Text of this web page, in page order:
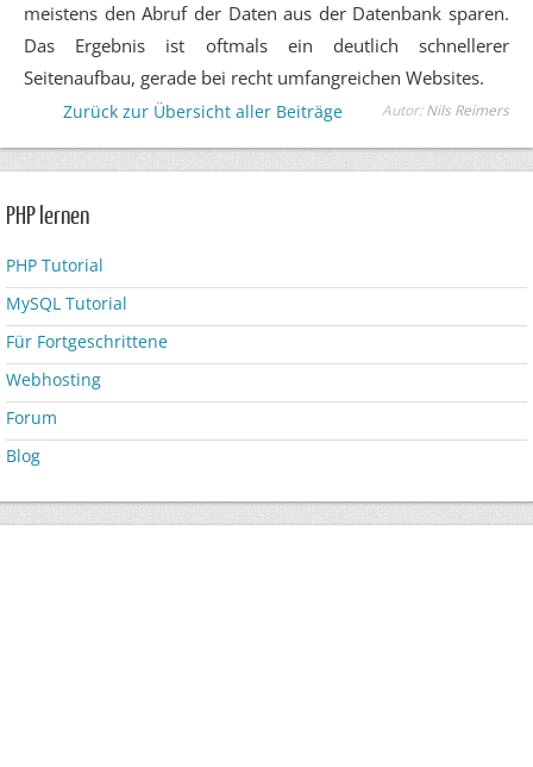
meistens den Abruf der Daten aus der Datenbank sparen.
Das Ergebnis ist oftmals ein deutlich schnellerer
Seitenaufbau, gerade bei recht umfangreichen Websites.
Autor:Nils Reimers
Zurück zur Übersicht aller Beiträge
PHP lernen
PHP Tutorial
MySQL Tutorial
Für Fortgeschrittene
Webhosting
Forum
Blog